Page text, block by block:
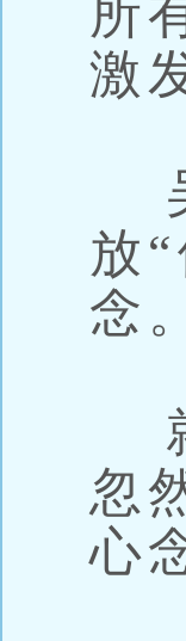
所
激
放
念。
忽
心